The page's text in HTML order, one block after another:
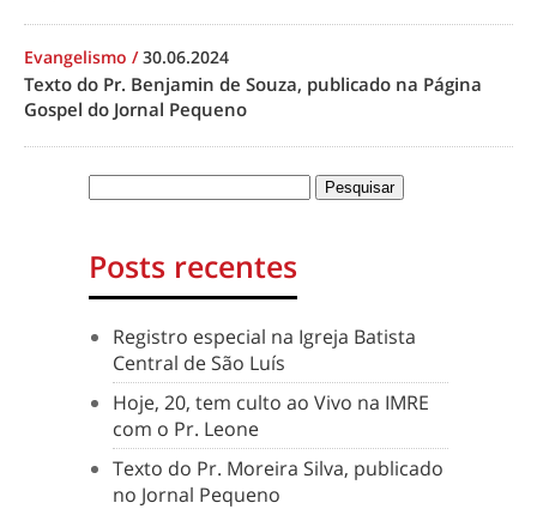
Evangelismo /30.06.2024
Texto do Pr. Benjamin de Souza, publicado na Página
Gospel do Jornal Pequeno
Posts recentes
Registro especial na Igreja Batista
Central de São Luís
Hoje, 20, tem culto ao Vivo na IMRE
com o Pr. Leone
Texto do Pr. Moreira Silva, publicado
no Jornal Pequeno